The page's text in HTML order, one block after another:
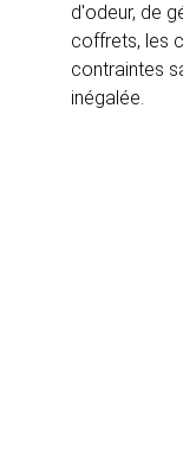
d'odeur, de
coffrets, les
contraintes
inégalée.